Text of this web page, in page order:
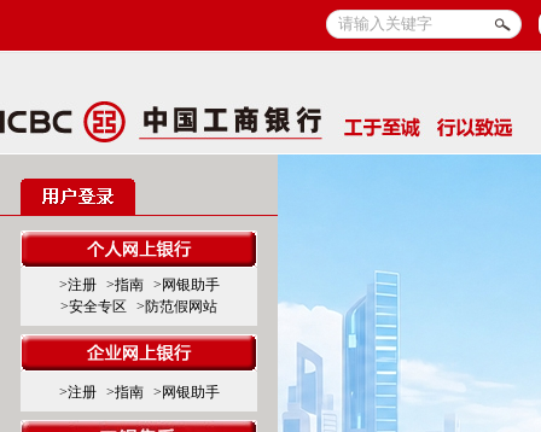
>注册 >指南
>网银助手
>安全专区
>防范假网站
>注册 >指南 >网银助手